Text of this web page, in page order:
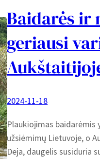
Baidarės ir
geriausi
2024-11-18
Plaukiojimas baidarėmis
užsiėmimų Lietuvoje, o
Deja, daugelis susiduria